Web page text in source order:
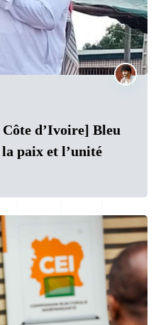
d’Ivoire] Bleu
paix et l’unité